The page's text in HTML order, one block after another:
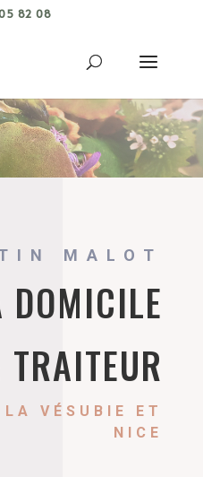
82 08
MALOT
DOMICILE
VÉSUBIE ET
NICE